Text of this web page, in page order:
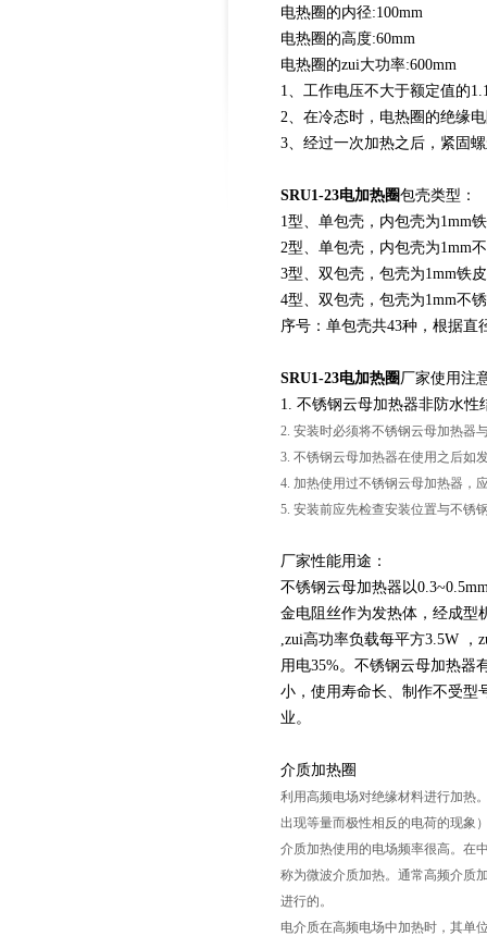
电热圈的内径:100mm
电热圈的高度:60mm
电热圈的zui大功率:600mm
1、工作电压不大于额定值的
2、在冷态时，电热圈的绝缘
3、经过一次加热之后，紧固
SRU1-23电加热圈包壳类型：
1型、单包壳，内包壳为1mm
2型、单包壳，内包壳为1mm
3型、双包壳，包壳为1mm铁
4型、双包壳，包壳为1mm不
序号：单包壳共43种，根据直
SRU1-23电加热圈 厂家使用注
1. 不锈钢云母加热器非防水
2. 安装时必须将不锈钢云母加热器
3. 不锈钢云母加热器在使用之后如
4. 加热使用过不锈钢云母加热器，
5. 安装前应先检查安装位置与不锈
厂家性能用途：
不锈钢云母加热器以
金电阻丝作为发热体，经成型
,zui高功率负载每平方3.5W
用电35%。不锈钢云母加热器
小，使用寿命长、制作不受型
业。
介质加热圈
利用高频电场对绝缘材料进行加热
出现等量而极性相反的电荷的现象
介质加热使用的电场频率很高。在
称为微波介质加热。通常高频介质
进行的。
电介质在高频电场中加热时，其单